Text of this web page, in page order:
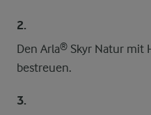
2.
Den Arla® Skyr Natur mit
bestreuen.
3.